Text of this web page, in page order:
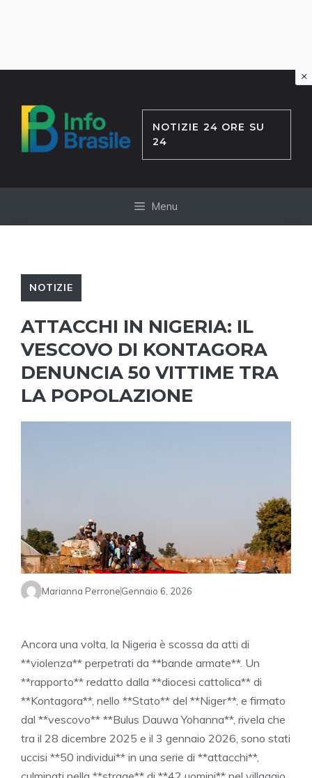
contenuto
NOTIZIE 24 ORE SU
24
Menu
NOTIZIE
ATTACCHI IN NIGERIA: IL
VESCOVO DI KONTAGORA
DENUNCIA 50 VITTIME TRA
LA POPOLAZIONE
Marianna PerroneGennaio 6, 2026
Ancora una volta, la Nigeria è scossa da atti di
**violenza** perpetrati da **bande armate**. Un
**rapporto** redatto dalla **diocesi cattolica** di
**Kontagora**, nello **Stato** del **Niger**, e firmato
dal **vescovo** **Bulus Dauwa Yohanna**, rivela che
tra il 28 dicembre 2025 e il 3 gennaio 2026, sono stati
uccisi **50 individui** in una serie di **attacchi**,
×